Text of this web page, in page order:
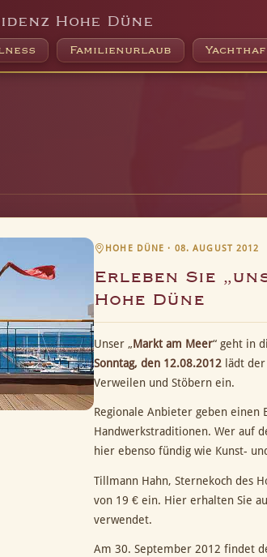
Hohe Düne
Familienurlaub
HOHE DÜNE · 08. AUGUST 2012
Erleben Sie
Hohe Düne
Unser „Markt am Meer“ geht in
Sonntag, den 12.08.2012 lädt
Verweilen und Stöbern ein.
Regionale Anbieter geben einen
Handwerkstraditionen. Wer auf
hier ebenso fündig wie Kunst-
Tillmann Hahn, Sternekoch des
von 19 € ein. Hier erhalten Sie
verwendet.
Am 30. September 2012 findet